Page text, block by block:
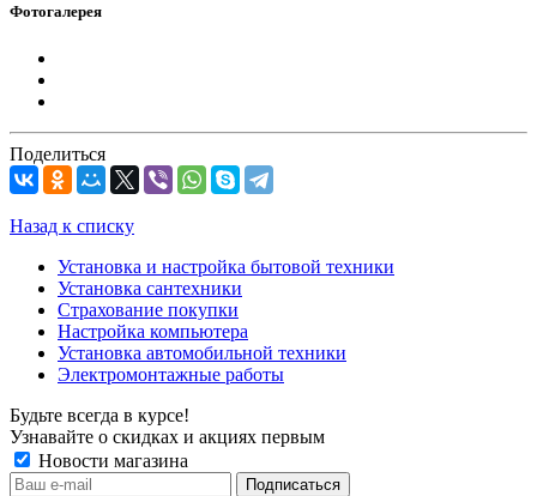
Фотогалерея
Поделиться
Назад к списку
Установка и настройка бытовой техники
Установка сантехники
Страхование покупки
Настройка компьютера
Установка автомобильной техники
Электромонтажные работы
Будьте всегда в курсе!
Узнавайте о скидках и акциях первым
Новости магазина